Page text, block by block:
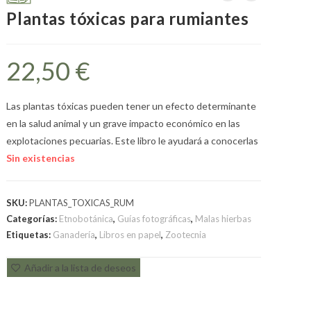
Plantas tóxicas para rumiantes
22,50 €
Las plantas tóxicas pueden tener un efecto determinante
en la salud animal y un grave impacto económico en las
explotaciones pecuarias. Este libro le ayudará a conocerlas
Sin existencias
SKU:PLANTAS_TOXICAS_RUM
Categorías: Etnobotánica, Guías fotográficas, Malas hierbas
Etiquetas: Ganadería, Libros en papel, Zootecnia
Añadir a la lista de deseos